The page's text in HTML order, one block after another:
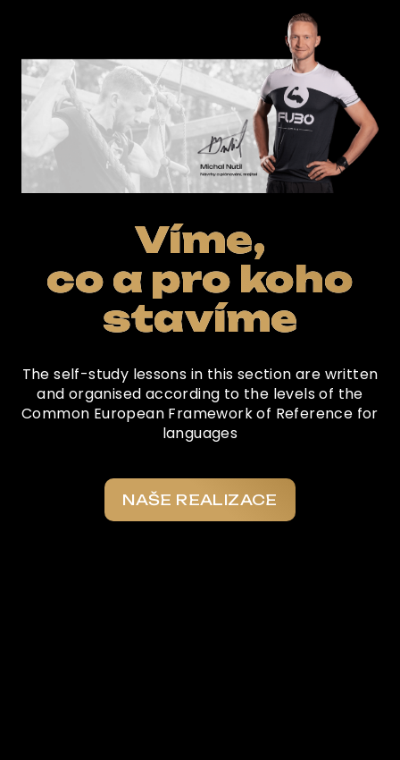
Víme,
co a pro koho
stavíme
The self-study lessons in this section are written
and organised according to the levels of the
Common European Framework of Reference for
languages
NAŠE REALIZACE